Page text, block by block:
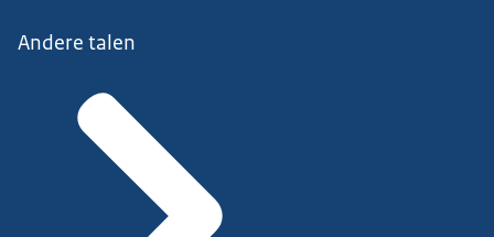
Andere talen